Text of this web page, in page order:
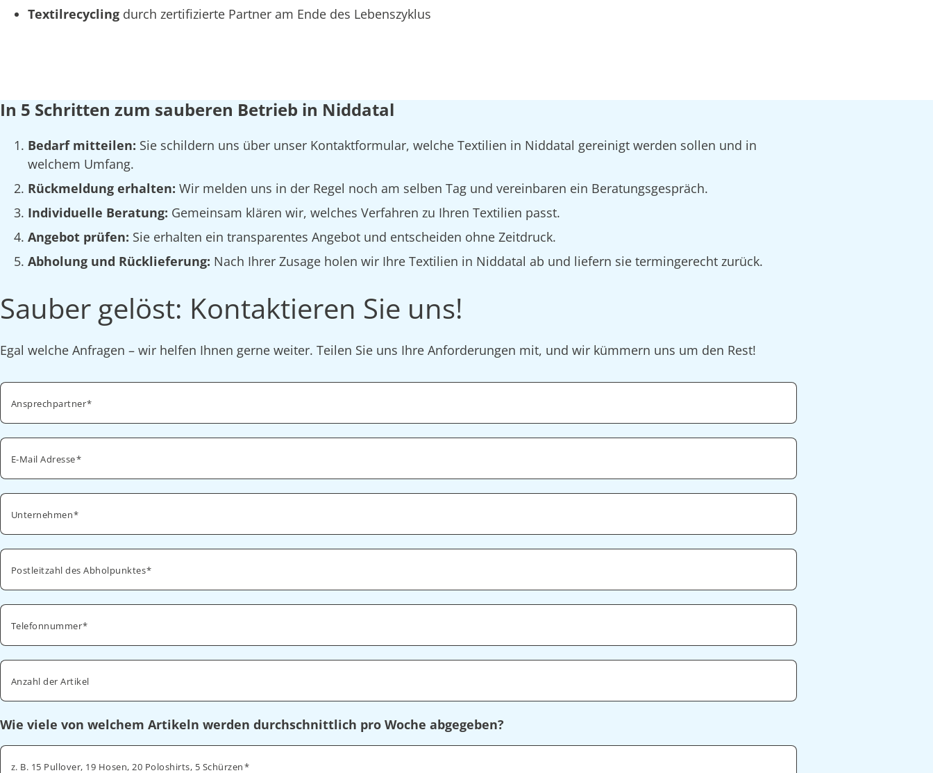
Textilrecycling durch zertifizierte Partner am Ende des Lebenszyklus
In 5 Schritten zum sauberen Betrieb in Niddatal
Bedarf mitteilen: Sie schildern uns über unser Kontaktformular, welche Textilien in Niddatal gereinigt werden sollen und in
welchem Umfang.
Rückmeldung erhalten: Wir melden uns in der Regel noch am selben Tag und vereinbaren ein Beratungsgespräch.
Individuelle Beratung: Gemeinsam klären wir, welches Verfahren zu Ihren Textilien passt.
Angebot prüfen: Sie erhalten ein transparentes Angebot und entscheiden ohne Zeitdruck.
Abholung und Rücklieferung: Nach Ihrer Zusage holen wir Ihre Textilien in Niddatal ab und liefern sie termingerecht zurück.
Sauber gelöst: Kontaktieren Sie uns!
Egal welche Anfragen – wir helfen Ihnen gerne weiter. Teilen Sie uns Ihre Anforderungen mit, und wir kümmern uns um den Rest!
Ansprechpartner
E-Mail Adresse
Unternehmen
Postleitzahl des Abholpunktes
Telefonnummer
Anzahl der Artikel
Wie viele von welchem Artikeln werden durchschnittlich pro Woche abgegeben?
z. B. 15 Pullover, 19 Hosen, 20 Poloshirts, 5 Schürzen